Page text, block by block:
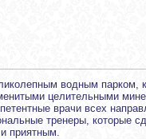
водным парком,
целительными
врачи всех
тренеры, которые
приятным.